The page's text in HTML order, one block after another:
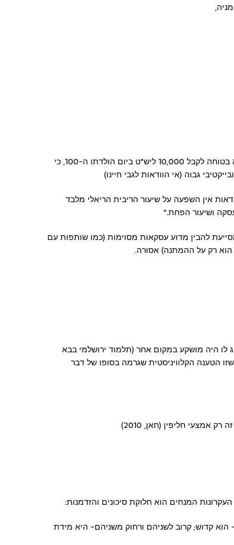
הוא מביא דוגמה מבהירה: אדם ישלם מעט מאוד עבור הבטחה בטוחה לקבל 10,000 ליש"ט ביום הולדתו ה-100, כי
גבוה (אי הוודאות לגבי חיינו)
אין השפעה על שיעור הריבית הריאלי מלבד
עסקה ושיעור הפחת."
להבין מדוע עסקאות מסוימות (כמו שותפות עם
הוא רק על ההמתנה) אסורה.
לו היה מושקע במקום אחר (תלמוד ירושלמי בבא
קאלדר (2006) הצביע על כך שזו הטענה הקלוויניסטית שגרמה בסופו של דבר
חליפין (חאן, 2010)
המנחים הוא חלוקת סיכונים והזדמנות:
קדוש; קרוב לשניהם ורחוק משניהם- היא מידת